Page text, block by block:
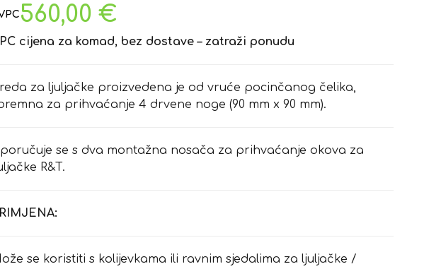
560,00€
cijena za komad, bez dostave – zatraži ponudu
za ljuljačke proizvedena je od vruće pocinčanog čelika,
za prihvaćanje 4 drvene noge (90 mm x 90 mm).
se s dva montažna nosača za prihvaćanje okova za
R&T.
se koristiti s kolijevkama ili ravnim sjedalima za ljuljačke /